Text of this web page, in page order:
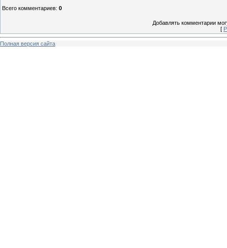
Всего комментариев: 0
Добавлять комментарии
[
Полная версия сайта